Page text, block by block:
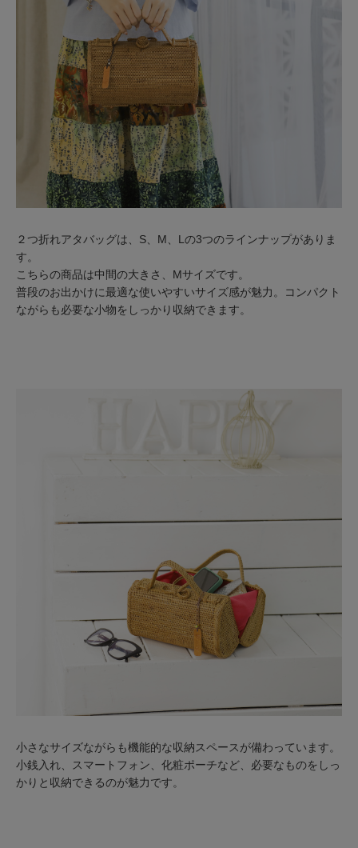
２つ折れアタバッグは、S、M、Lの3つのラインナップがありま
す。
こちらの商品は中間の大きさ、Mサイズです。
普段のお出かけに最適な使いやすいサイズ感が魅力。コンパクト
ながらも必要な小物をしっかり収納できます。
小さなサイズながらも機能的な収納スペースが備わっています。
小銭入れ、スマートフォン、化粧ポーチなど、必要なものをしっ
かりと収納できるのが魅力です。